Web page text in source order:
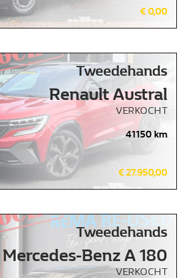
€ 0,00
Tweedehands
Renault Austral
VERKOCHT
41150 km
€ 27.950,00
Tweedehands
Mercedes-Benz A 180
VERKOCHT